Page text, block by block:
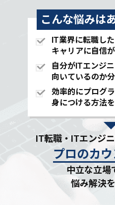
こんな悩みは
IT業界に転職し
キャリアに自信
自分がITエンジ
向いているのか
効率的にプログ
身につける方法
IT転職・ITエンジ
プロのカ
中立な立場
悩み解決